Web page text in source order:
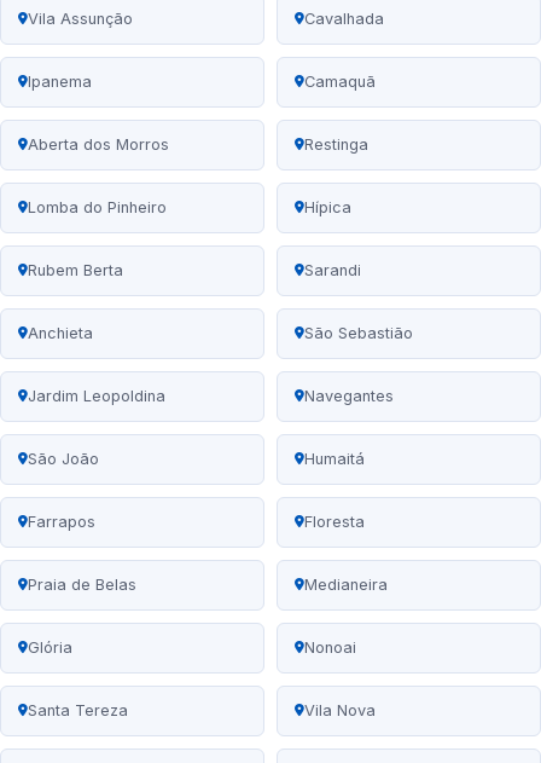
Vila Assunção Cavalhada
Ipanema Camaquã
Aberta dos Morros Restinga
Lomba do Pinheiro Hípica
Rubem Berta Sarandi
Anchieta São Sebastião
Jardim Leopoldina Navegantes
São João Humaitá
Farrapos Floresta
Praia de Belas Medianeira
Glória Nonoai
Santa Tereza Vila Nova